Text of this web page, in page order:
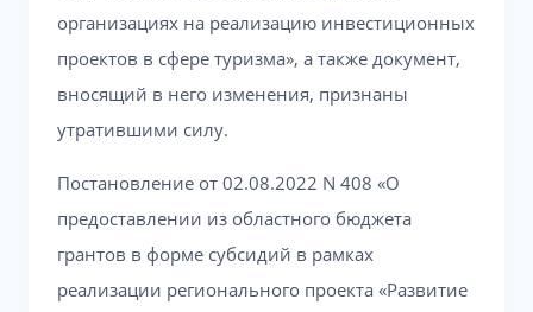
организациях на реализацию инвестиционных
проектов в сфере туризма», а также документ,
вносящий в него изменения, признаны
утратившими силу.
Постановление от 02.08.2022 N 408 «О
предоставлении из областного бюджета
грантов в форме субсидий в рамках
реализации регионального проекта «Развитие